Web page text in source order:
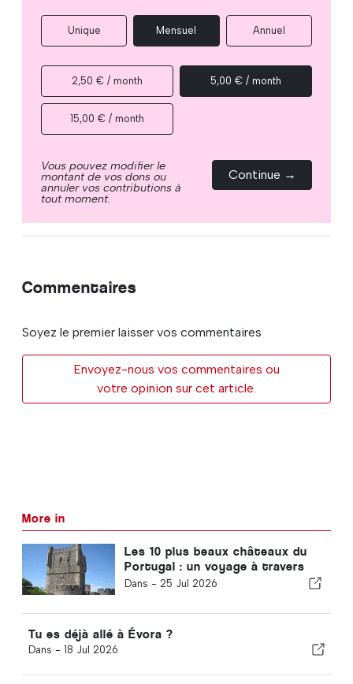
Unique Mensuel Annuel
2,50 € / month 5,00 € / month
15,00 € / month
Vous pouvez modifier le
montant de vos dons ou
annuler vos contributions à
tout moment.
Continue →
Commentaires
Soyez le premier laisser vos commentaires
Envoyez-nous vos commentaires ou
votre opinion sur cet article.
More in
Les 10 plus beaux châteaux du
Portugal : un voyage à travers
l'histoire du pays
Dans - 25 Jul 2026
Tu es déjà allé à Évora ?
Dans - 18 Jul 2026